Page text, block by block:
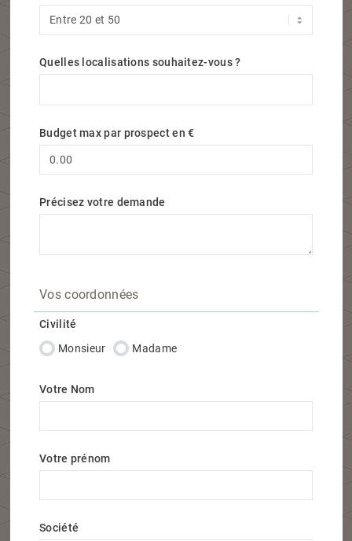
Quelles localisations souhaitez-vous ?
Budget max par prospect en €
Précisez votre demande
Vos coordonnées
Civilité
Monsieur
Madame
Votre Nom
Votre prénom
Société